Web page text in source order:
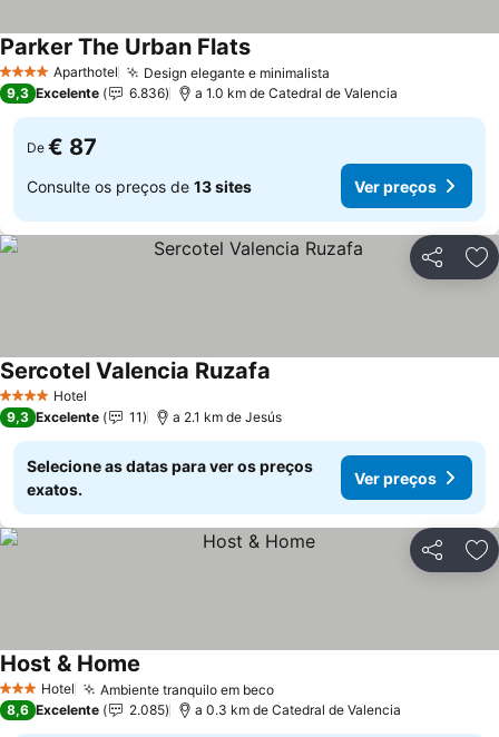
4 EstrelasAparthotel Design elegante e minimalista
Parker The Urban Flats
9,3 Excelente 6.836 a 1.0 km de Catedral de Valencia
De € 87
Consulte os preços de 13 sites Ver preços
Partilhar
4 EstrelasHotel
Sercotel Valencia Ruzafa
9,3 Excelente 11 a 2.1 km de Jesús
Selecione as datas para ver os preços
exatos.
Ver preços
Partilhar
3 EstrelasHotel Ambiente tranquilo em beco
Host & Home
8,6 Excelente 2.085 a 0.3 km de Catedral de Valencia